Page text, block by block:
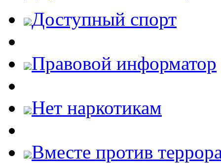
Доступный спорт
Правовой информатор
Нет наркотикам
Вместе против